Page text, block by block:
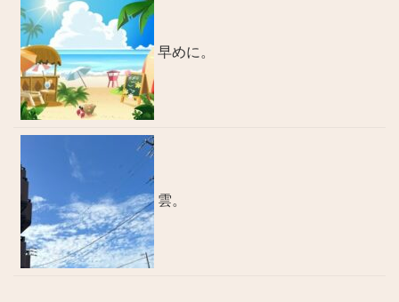
早めに。
雲。